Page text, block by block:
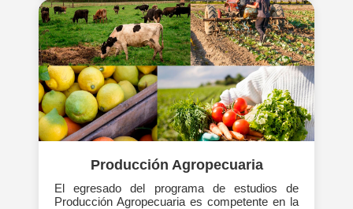
Producción Agropecuaria
El egresado del programa de estudios de
Producción Agropecuaria es competente en la